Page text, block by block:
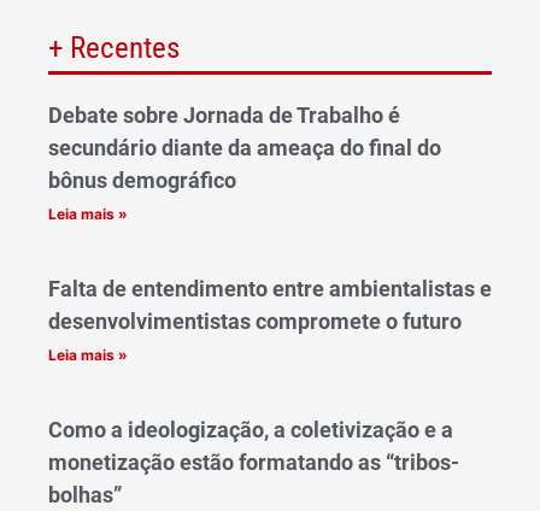
+ Recentes
Debate sobre Jornada de Trabalho é
secundário diante da ameaça do final do
bônus demográfico
Leia mais »
Falta de entendimento entre ambientalistas e
desenvolvimentistas compromete o futuro
Leia mais »
Como a ideologização, a coletivização e a
monetização estão formatando as “tribos-
bolhas”